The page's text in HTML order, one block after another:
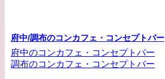
府中/調布のコンカフェ・コンセプトバー
府中のコンカフェ・コンセプトバー
調布のコンカフェ・コンセプトバー